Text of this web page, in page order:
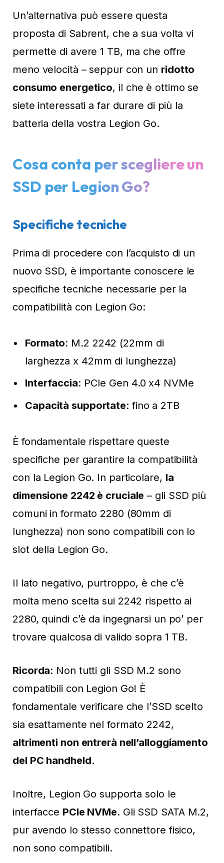
Un’alternativa può essere questa
proposta di Sabrent, che a sua volta vi
permette di avere 1 TB, ma che offre
meno velocità – seppur con un ridotto
consumo energetico, il che è ottimo se
siete interessati a far durare di più la
batteria della vostra Legion Go.
Cosa conta per scegliere un
SSD per Legion Go?
Specifiche tecniche
Prima di procedere con l’acquisto di un
nuovo SSD, è importante conoscere le
specifiche tecniche necessarie per la
compatibilità con Legion Go:
Formato: M.2 2242 (22mm di
larghezza x 42mm di lunghezza)
Interfaccia: PCIe Gen 4.0 x4 NVMe
Capacità supportate: fino a 2TB
È fondamentale rispettare queste
specifiche per garantire la compatibilità
con la Legion Go. In particolare, la
dimensione 2242 è cruciale – gli SSD più
comuni in formato 2280 (80mm di
lunghezza) non sono compatibili con lo
slot della Legion Go.
Il lato negativo, purtroppo, è che c’è
molta meno scelta sui 2242 rispetto ai
2280, quindi c’è da ingegnarsi un po’ per
trovare qualcosa di valido sopra 1 TB.
Ricorda: Non tutti gli SSD M.2 sono
compatibili con Legion Go! È
fondamentale verificare che l’SSD scelto
sia esattamente nel formato 2242,
altrimenti non entrerà nell’alloggiamento
del PC handheld.
Inoltre, Legion Go supporta solo le
interfacce PCIe NVMe. Gli SSD SATA M.2,
pur avendo lo stesso connettore fisico,
non sono compatibili.